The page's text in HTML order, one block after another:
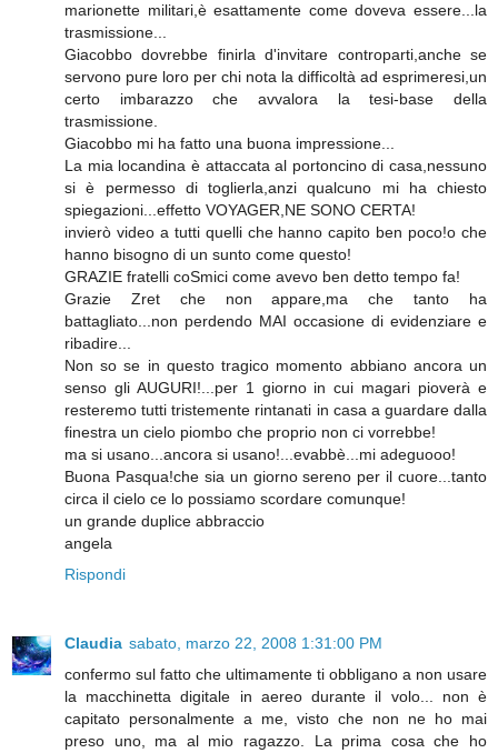
marionette militari,è esattamente come doveva essere...la
trasmissione...
Giacobbo dovrebbe finirla d'invitare controparti,anche se
servono pure loro per chi nota la difficoltà ad esprimeresi,un
certo imbarazzo che avvalora la tesi-base della
trasmissione.
Giacobbo mi ha fatto una buona impressione...
La mia locandina è attaccata al portoncino di casa,nessuno
si è permesso di toglierla,anzi qualcuno mi ha chiesto
spiegazioni...effetto VOYAGER,NE SONO CERTA!
invierò video a tutti quelli che hanno capito ben poco!o che
hanno bisogno di un sunto come questo!
GRAZIE fratelli coSmici come avevo ben detto tempo fa!
Grazie Zret che non appare,ma che tanto ha
battagliato...non perdendo MAI occasione di evidenziare e
ribadire...
Non so se in questo tragico momento abbiano ancora un
senso gli AUGURI!...per 1 giorno in cui magari pioverà e
resteremo tutti tristemente rintanati in casa a guardare dalla
finestra un cielo piombo che proprio non ci vorrebbe!
ma si usano...ancora si usano!...evabbè...mi adeguooo!
Buona Pasqua!che sia un giorno sereno per il cuore...tanto
circa il cielo ce lo possiamo scordare comunque!
un grande duplice abbraccio
angela
Rispondi
Claudia sabato, marzo 22, 2008 1:31:00 PM
confermo sul fatto che ultimamente ti obbligano a non usare
la macchinetta digitale in aereo durante il volo... non è
capitato personalmente a me, visto che non ne ho mai
preso uno, ma al mio ragazzo. La prima cosa che ho